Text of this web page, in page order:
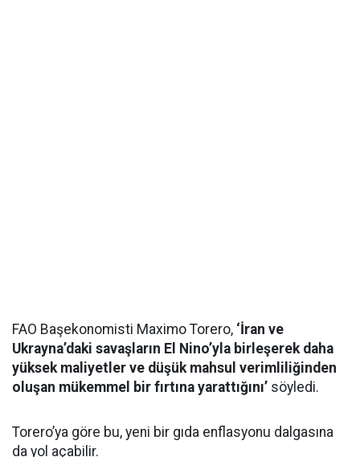
FAO Başekonomisti Maximo Torero, ‘İran ve
Ukrayna’daki savaşların El Nino’yla birleşerek daha
yüksek maliyetler ve düşük mahsul verimliliğinden
oluşan mükemmel bir fırtına yarattığını’ söyledi.
Torero’ya göre bu, yeni bir gıda enflasyonu dalgasına
da yol açabilir.